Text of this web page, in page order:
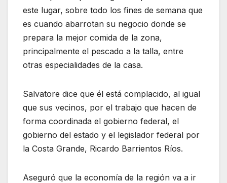
este lugar, sobre todo los fines de semana que
es cuando abarrotan su negocio donde se
prepara la mejor comida de la zona,
principalmente el pescado a la talla, entre
otras especialidades de la casa.
Salvatore dice que él está complacido, al igual
que sus vecinos, por el trabajo que hacen de
forma coordinada el gobierno federal, el
gobierno del estado y el legislador federal por
la Costa Grande, Ricardo Barrientos Ríos.
Aseguró que la economía de la región va a ir